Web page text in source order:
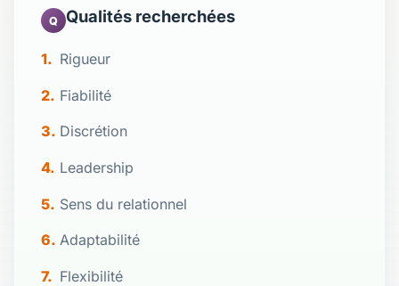
Q Qualités recherchées
Rigueur
Fiabilité
Discrétion
Leadership
Sens du relationnel
Adaptabilité
Flexibilité